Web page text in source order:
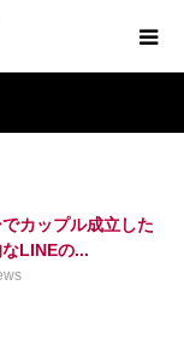
カップル成立した
LINEの...